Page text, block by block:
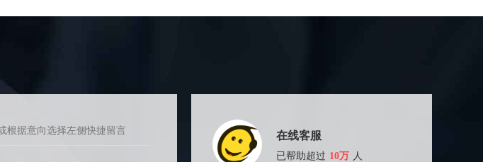
在线客服
已帮助超过 10万 人